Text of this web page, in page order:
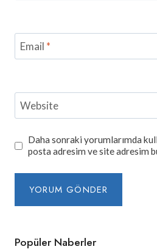
Email *
Website
Daha sonraki yorumlarımda
posta adresim ve site adresim
Popüler Naberler